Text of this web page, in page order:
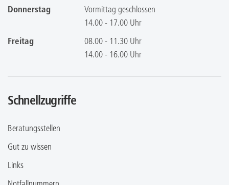
Donnerstag
Vormittag geschlossen
14.00 - 17.00 Uhr
Freitag
08.00 - 11.30 Uhr
14.00 - 16.00 Uhr
Schnellzugriffe
Beratungsstellen
Gut zu wissen
Links